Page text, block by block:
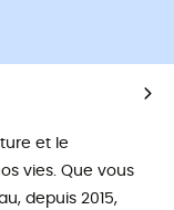
et le
vies. Que vous
depuis 2015,